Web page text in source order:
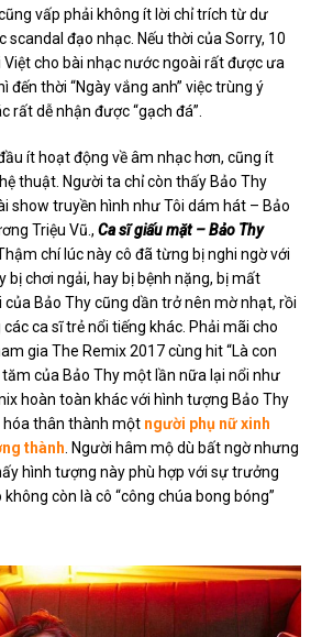
vấp phải không ít lời chỉ trích từ dư
scandal đạo nhạc. Nếu thời của Sorry, 10
Việt cho bài nhạc nước ngoài rất được ưa
đến thời “Ngày vắng anh” việc trùng ý
rất dễ nhận được “gạch đá”.
ít hoạt động về âm nhạc hơn, cũng ít
thuật. Người ta chỉ còn thấy Bảo Thy
show truyền hình như Tôi dám hát – Bảo
Triệu Vũ.,Ca sĩ giấu mặt – Bảo Thy
chí lúc này cô đã từng bị nghi ngờ với
bị chơi ngải, hay bị bệnh nặng, bị mất
Bảo Thy cũng dần trở nên mờ nhạt, rồi
ca sĩ trẻ nổi tiếng khác. Phải mãi cho
gia The Remix 2017 cùng hit “Là con
tăm của Bảo Thy một lần nữa lại nổi như
hoàn toàn khác với hình tượng Bảo Thy
thân thành một người phụ nữ xinh
thành . Người hâm mộ dù bất ngờ nhưng
hình tượng này phù hợp với sự trưởng
còn là cô “công chúa bong bóng”